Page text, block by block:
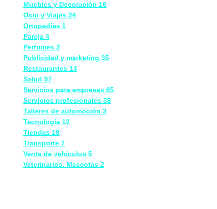
Muebles y Decoración 16
Ocio y Viajes 24
Ortopedias 1
Pareja 4
Perfumes 2
Publicidad y marketing 35
Restaurantes 14
Salud 97
Servicios para empresas 65
Servicios profesionales 39
Talleres de automoción 3
Tecnología 12
Tiendas 19
Transporte 7
Venta de vehículos 5
Veterinarios. Mascotas 2